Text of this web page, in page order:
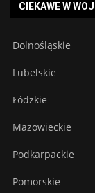
CIEKAWE W
Dolnośląskie
Lubelskie
Łódzkie
Mazowieckie
Podkarpackie
Pomorskie